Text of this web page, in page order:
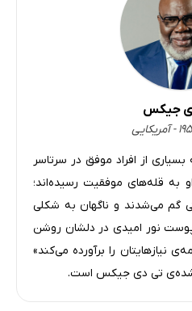
جیکس
از افراد موفق در سرتاسر
به قله‌های موفقیت رسیده‌اند؛
گم می‌شدند و ناگهان به شکلی
نور امیدی در دلشان روشن
نیازهایتان را برآورده می‌کند»
تی دی جیکس است.